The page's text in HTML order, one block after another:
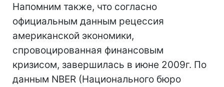
Напомним также, что согласно
официальным данным рецессия
американской экономики,
спровоцированная финансовым
кризисом, завершилась в июне 2009г. По
данным NBER (Национального бюро